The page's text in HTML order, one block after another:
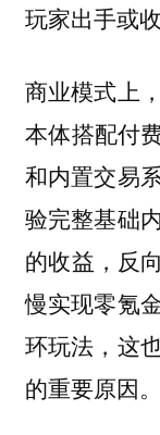
玩家出手或
商业模式上
本体搭配付
和内置交易
验完整基础
的收益，反
慢实现零氪
环玩法，这
的重要原因。